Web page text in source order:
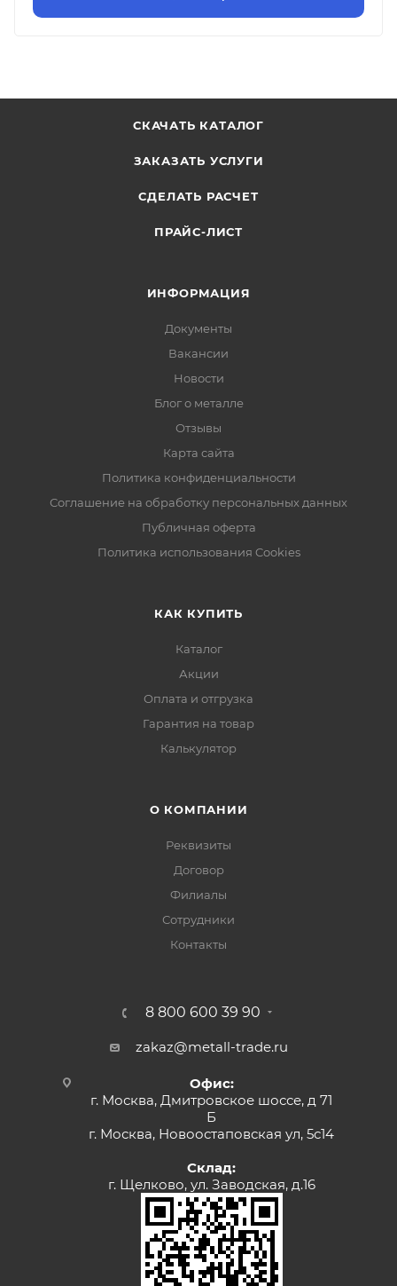
СКАЧАТЬ КАТАЛОГ
ЗАКАЗАТЬ УСЛУГИ
СДЕЛАТЬ РАСЧЕТ
ПРАЙС-ЛИСТ
ИНФОРМАЦИЯ
Документы
Вакансии
Новости
Блог о металле
Отзывы
Карта сайта
Политика конфиденциальности
Соглашение на обработку персональных данных
Публичная оферта
Политика использования Cookies
КАК КУПИТЬ
Каталог
Акции
Оплата и отгрузка
Гарантия на товар
Калькулятор
О КОМПАНИИ
Реквизиты
Договор
Филиалы
Сотрудники
Контакты
8 800 600 39 90
zakaz@metall-trade.ru
Офис:
г. Москва, Дмитровское шоссе, д 71
Б
г. Москва, Новоостаповская ул, 5с14
Склад:
г. Щелково, ул. Заводская, д.16